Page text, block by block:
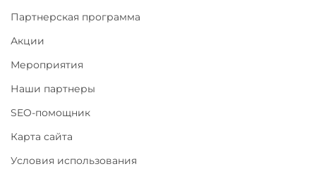
Партнерская программа
Акции
Мероприятия
Наши партнеры
SEO-помощник
Карта сайта
Условия использования